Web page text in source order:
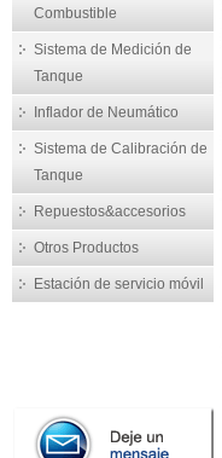
Combustible
Sistema de Medición de
Tanque
Inflador de Neumático
Sistema de Calibración de
Tanque
Repuestos&accesorios
Otros Productos
Estación de servicio móvil